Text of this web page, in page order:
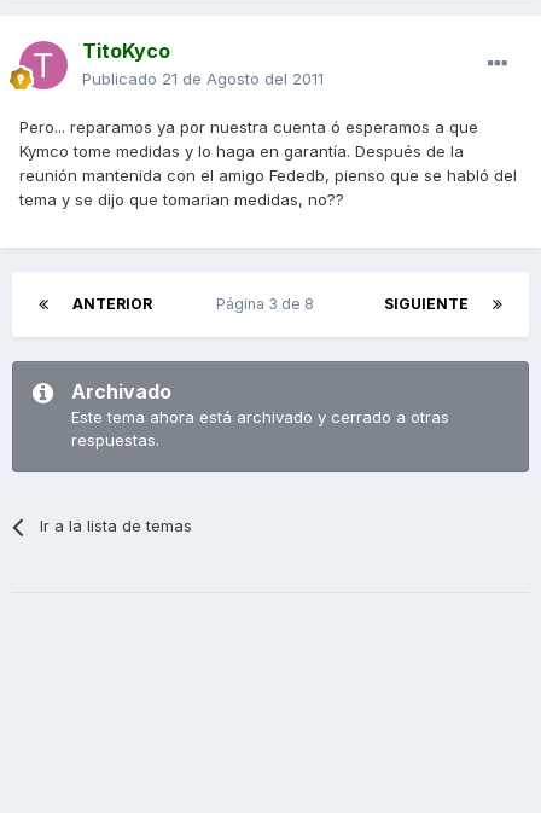
TitoKyco
Publicado 21 de Agosto del 2011
Pero... reparamos ya por nuestra cuenta ó esperamos a que
Kymco tome medidas y lo haga en garantía. Después de la
reunión mantenida con el amigo Fededb, pienso que se habló del
tema y se dijo que tomarian medidas, no??
ANTERIOR SIGUIENTE
Página 3 de 8
Archivado
Este tema ahora está archivado y cerrado a otras
respuestas.
Ir a la lista de temas